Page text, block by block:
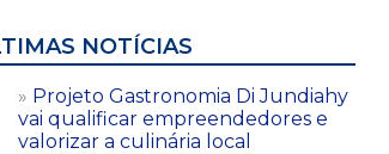
NOTÍCIAS
Projeto Gastronomia Di Jundiahy
vai qualificar empreendedores e
valorizar a culinária local